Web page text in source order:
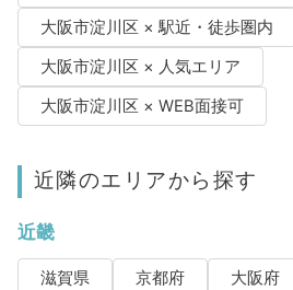
大阪市淀川区 × 駅近・徒歩圏内
大阪市淀川区 × 人気エリア
大阪市淀川区 × WEB面接可
近隣のエリアから探す
近畿
滋賀県 京都府 大阪府